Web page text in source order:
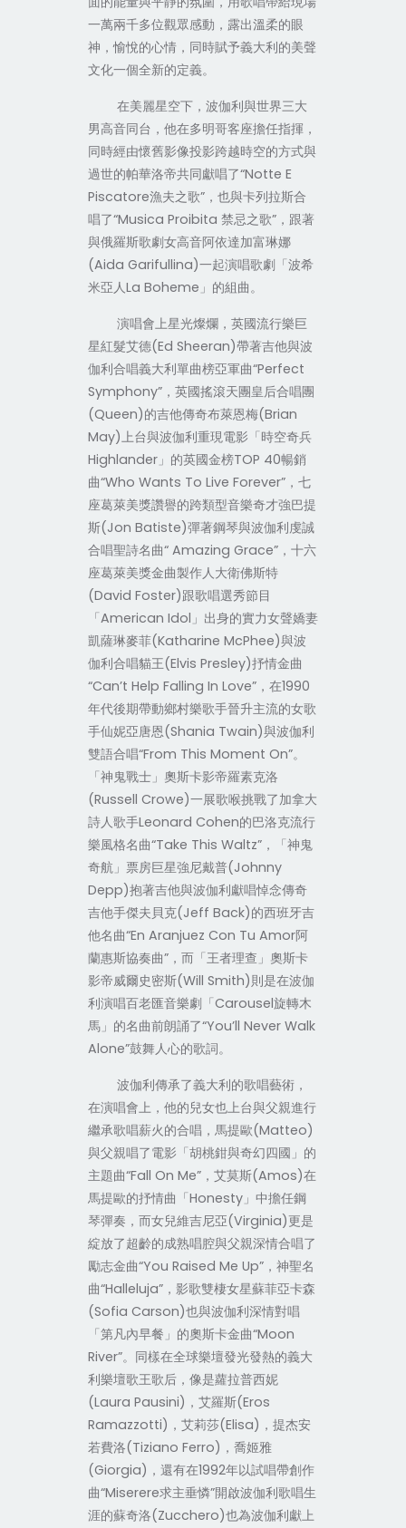
一萬兩千多位觀眾感動，露出溫柔的眼
神，愉悅的心情，同時賦予義大利的美聲
文化一個全新的定義。
在美麗星空下，波伽利與世界三大
男高音同台，他在多明哥客座擔任指揮，
同時經由懷舊影像投影跨越時空的方式與
過世的帕華洛帝共同獻唱了“Notte E
Piscatore漁夫之歌”，也與卡列拉斯合
唱了“Musica Proibita 禁忌之歌”，跟著
與俄羅斯歌劇女高音阿依達加富琳娜
(Aida Garifullina)一起演唱歌劇「波希
米亞人La Boheme」的組曲。
演唱會上星光燦爛，英國流行樂巨
星紅髮艾德(Ed Sheeran)帶著吉他與波
伽利合唱義大利單曲榜亞軍曲“Perfect
Symphony”，英國搖滾天團皇后合唱團
(Queen)的吉他傳奇布萊恩梅(Brian
May)上台與波伽利重現電影「時空奇兵
Highlander」的英國金榜TOP 40暢銷
曲“Who Wants To Live Forever”，七
座葛萊美獎讚譽的跨類型音樂奇才強巴提
斯(Jon Batiste)彈著鋼琴與波伽利虔誠
合唱聖詩名曲“ Amazing Grace”，十六
座葛萊美獎金曲製作人大衛佛斯特
(David Foster)跟歌唱選秀節目
「American Idol」出身的實力女聲嬌妻
凱薩琳麥菲(Katharine McPhee)與波
伽利合唱貓王(Elvis Presley)抒情金曲
“Can’t Help Falling In Love”，在1990
年代後期帶動鄉村樂歌手晉升主流的女歌
手仙妮亞唐恩(Shania Twain)與波伽利
雙語合唱“From This Moment On”。
「神鬼戰士」奧斯卡影帝羅素克洛
(Russell Crowe)一展歌喉挑戰了加拿大
詩人歌手Leonard Cohen的巴洛克流行
樂風格名曲“Take This Waltz”，「神鬼
奇航」票房巨星強尼戴普(Johnny
Depp)抱著吉他與波伽利獻唱悼念傳奇
吉他手傑夫貝克(Jeff Back)的西班牙吉
他名曲“En Aranjuez Con Tu Amor阿
蘭惠斯協奏曲”，而「王者理查」奧斯卡
影帝威爾史密斯(Will Smith)則是在波伽
利演唱百老匯音樂劇「Carousel旋轉木
馬」的名曲前朗誦了“You’ll Never Walk
Alone”鼓舞人心的歌詞。
波伽利傳承了義大利的歌唱藝術，
在演唱會上，他的兒女也上台與父親進行
繼承歌唱薪火的合唱，馬提歐(Matteo)
與父親唱了電影「胡桃鉗與奇幻四國」的
主題曲“Fall On Me”，艾莫斯(Amos)在
馬提歐的抒情曲「Honesty」中擔任鋼
琴彈奏，而女兒維吉尼亞(Virginia)更是
綻放了超齡的成熟唱腔與父親深情合唱了
勵志金曲“You Raised Me Up”，神聖名
曲“Halleluja”，影歌雙棲女星蘇菲亞卡森
(Sofia Carson)也與波伽利深情對唱
「第凡內早餐」的奧斯卡金曲“Moon
River”。同樣在全球樂壇發光發熱的義大
利樂壇歌王歌后，像是蘿拉普西妮
(Laura Pausini) ，艾羅斯(Eros
Ramazzotti) ，艾莉莎(Elisa) ，提杰安
若費洛(Tiziano Ferro) ，喬姬雅
(Giorgia) ，還有在1992年以試唱帶創作
曲“Miserere求主垂憐”開啟波伽利歌唱生
涯的蘇奇洛(Zucchero)也為波伽利獻上